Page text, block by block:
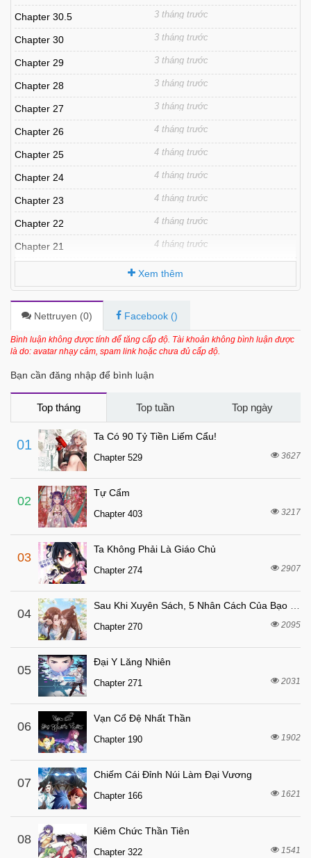
Chapter 30.5 3 tháng trước
Chapter 30 3 tháng trước
Chapter 29 3 tháng trước
Chapter 28 3 tháng trước
Chapter 27 3 tháng trước
Chapter 26 4 tháng trước
Chapter 25 4 tháng trước
Chapter 24 4 tháng trước
Chapter 23 4 tháng trước
Chapter 22 4 tháng trước
Chapter 21 4 tháng trước
Chapter 19 7 tháng trước
Chapter 18 7 tháng trước
Chapter 17 7 tháng trước
7 tháng trước
Chapter 14 7 tháng trước
Chapter 13
Chapter 12
Chapter 11
Chapter 10
Chapter 9
Chapter 8
Chapter 7
Chapter 6 7 tháng trước
Chapter 5 7 tháng trước
Chapter 4
Chapter 3 7 tháng trước
Chapter 2
Chapter 1 7 tháng trước
Xem thêm
Nettruyen (0) Facebook ()
Bình luận không được tính để tăng cấp độ. Tài khoản không bình luận được
là do: avatar nhạy cảm, spam link hoặc chưa đủ cấp độ.
Bạn cần đăng nhập để bình luận
Top tháng Top tuần Top ngày
01
Ta Có 90 Tỷ Tiền Liếm Cẩu!
Chapter 529 3627
02
Tự Cẩm
Chapter 403 3217
03
Ta Không Phải Là Giáo Chủ
Chapter 274 2907
04
Chapter 270 2095
05
Đại Y Lăng Nhiên
Chapter 271 2031
06
Vạn Cổ Đệ Nhất Thần
Chapter 190 1902
07
Chiếm Cái Đỉnh Núi Làm Đại Vương
Chapter 166 1621
08
Kiêm Chức Thần Tiên
Chapter 322 1541